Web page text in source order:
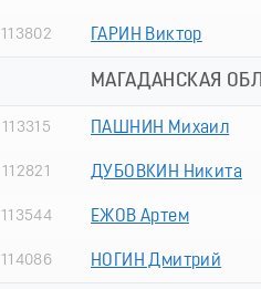
113802 ГАРИН Виктор
МАГАДАНСКАЯ
113315 ПАШНИН Михаил
112821 ДУБОВКИН Никита
113544 ЕЖОВ Артем
114086 НОГИН Дмитрий